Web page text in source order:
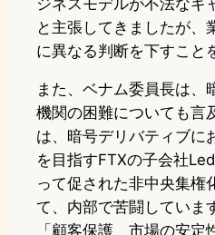
ジネスモデルが不法なギ
と主張してきましたが、
に異なる判断を下すこと
また、ベナム委員長は、
機関の困難についても言
は、暗号デリバティブに
を目指すFTXの子会社
って促された非中央集権
て、内部で苦闘していま
「顧客保護、市場の安